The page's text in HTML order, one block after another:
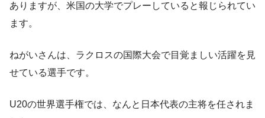
ありますが、米国の大学でプレーしていると報じられてい
ます。
ねがいさんは、ラクロスの国際大会で目覚ましい活躍を見
せている選手です。
U20の世界選手権では、なんと日本代表の主将を任されま